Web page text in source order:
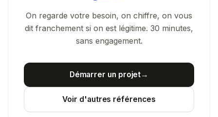
On regarde votre besoin, on chiffre, on vous
dit franchement si on est légitime. 30 minutes,
sans engagement.
Démarrer un projet→
Voir d'autres références